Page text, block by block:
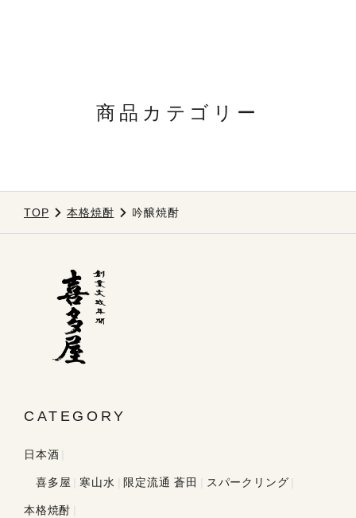
商品カテゴリー
TOP 本格焼酎 吟醸焼酎
CATEGORY
日本酒
喜多屋 寒山水 限定流通 蒼田 スパークリング
本格焼酎